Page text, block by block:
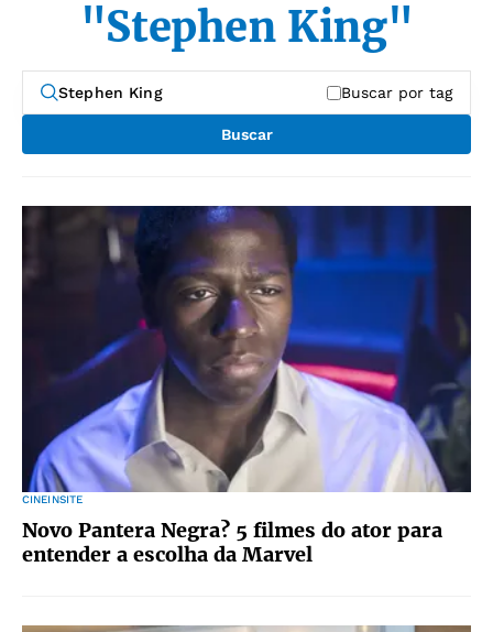
"Stephen King"
Buscar por tag
Buscar
CINEINSITE
Novo Pantera Negra? 5 filmes do ator para
entender a escolha da Marvel